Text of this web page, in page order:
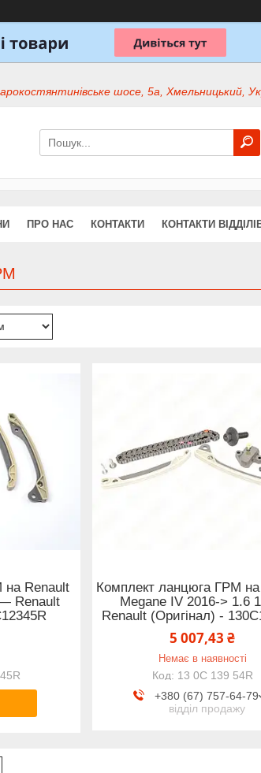
шосе, 5а, Хмельницький,
ПРО НАС КОНТАКТИ КОНТАКТИ
Renault
Renault
Комплект ланцюга ГРМ
Megane IV 2016-> 1.6
Renault (Оригінал) -
5 007,43 ₴
Немає в наявності
13 0C 139 54R
+380 (67) 757-64-79
відділ продажу